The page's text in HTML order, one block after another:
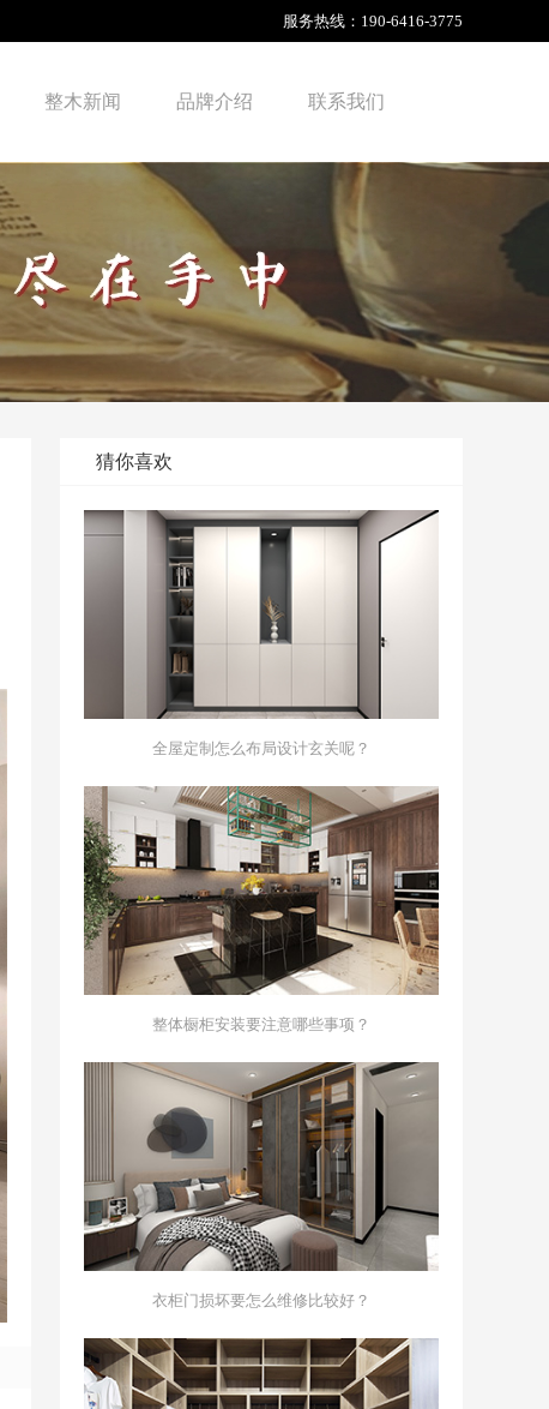
服务热线： 190-6416-3775
整木新闻 品牌介绍 联系我们
猜你喜欢
全屋定制怎么布局设计玄关呢？
整体橱柜安装要注意哪些事项？
衣柜门损坏要怎么维修比较好？